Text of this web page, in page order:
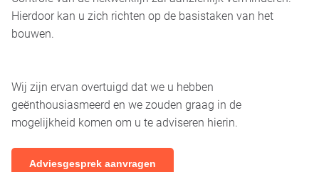
Hierdoor kan u zich richten op de basistaken van het
bouwen.
Wij zijn ervan overtuigd dat we u hebben
geënthousiasmeerd en we zouden graag in de
mogelijkheid komen om u te adviseren hierin.
Adviesgesprek aanvragen